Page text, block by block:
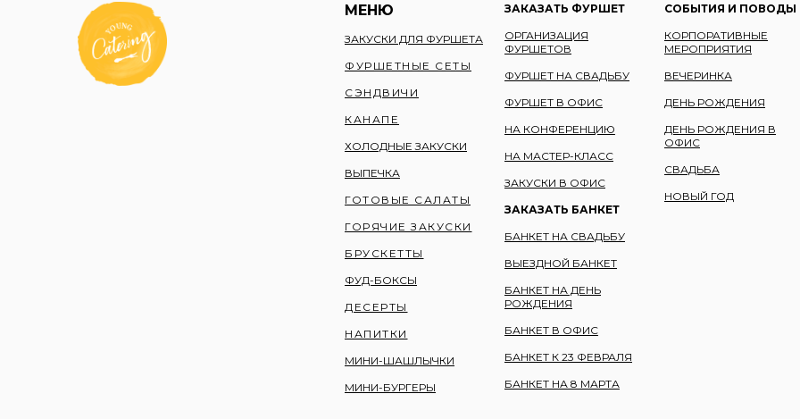
МЕНЮ
ЗАКУСКИ ДЛЯ ФУРШЕТА
ФУРШЕТНЫЕ СЕТЫ
СЭНДВИЧИ
КАНАПЕ
ХОЛОДНЫЕ ЗАКУСКИ
ВЫПЕЧКА
ГОТОВЫЕ САЛАТЫ
ГОРЯЧИЕ ЗАКУСКИ
БРУСКЕТТЫ
ФУД-БОКСЫ
ДЕСЕРТЫ
НАПИТКИ
МИНИ-ШАШЛЫЧКИ
МИНИ-БУРГЕРЫ
ЗАКАЗАТЬ ФУРШЕТ
ОРГАНИЗАЦИЯ
ФУРШЕТОВ
ФУРШЕТ НА СВАДЬБУ
ФУРШЕТ В ОФИС
НА КОНФЕРЕНЦИЮ
НА МАСТЕР-КЛАСС
ЗАКУСКИ В ОФИС
ЗАКАЗАТЬ БАНКЕТ
БАНКЕТ НА СВАДЬБУ
ВЫЕЗДНОЙ БАНКЕТ
БАНКЕТ НА ДЕНЬ
РОЖДЕНИЯ
БАНКЕТ В ОФИС
БАНКЕТ К 23 ФЕВРАЛЯ
БАНКЕТ НА 8 МАРТА
СОБЫТИЯ И ПОВОДЫ
КОРПОРАТИВНЫЕ
МЕРОПРИЯТИЯ
ВЕЧЕРИНКА
ДЕНЬ РОЖДЕНИЯ
ДЕНЬ РОЖДЕНИЯ В
ОФИС
СВАДЬБА
НОВЫЙ ГОД